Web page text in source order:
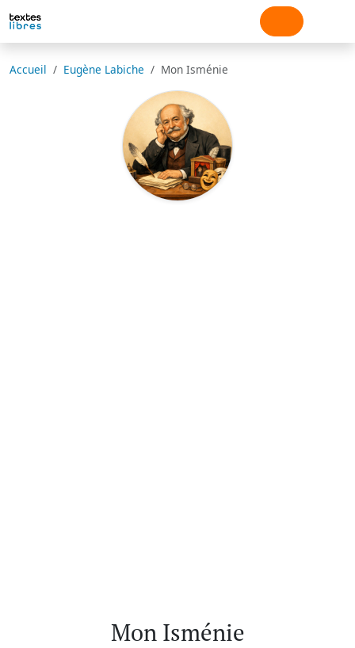
Accueil Eugène Labiche Mon Isménie
Mon Isménie